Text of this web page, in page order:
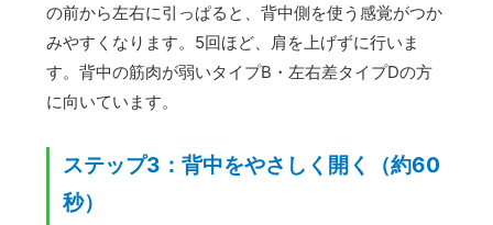
の前から左右に引っぱると、背中側を使う感覚がつか
みやすくなります。5回ほど、肩を上げずに行いま
す。背中の筋肉が弱いタイプB・左右差タイプDの方
に向いています。
ステップ3：背中をやさしく開く（約60
秒）